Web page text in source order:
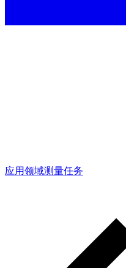
应用领域测量任务